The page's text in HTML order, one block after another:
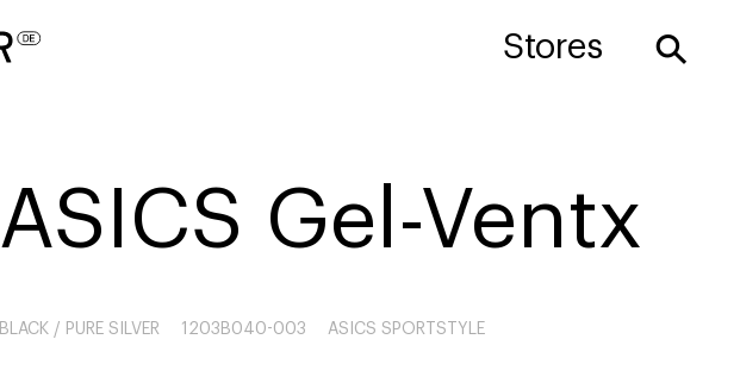
Stores ⚲
ASICS Gel-Ventx
BLACK / PURE SILVER 1203B040-003 ASICS SPORTSTYLE